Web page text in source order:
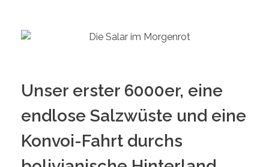
Unser erster 6000er, eine
endlose Salzwüste und eine
Konvoi-Fahrt durchs